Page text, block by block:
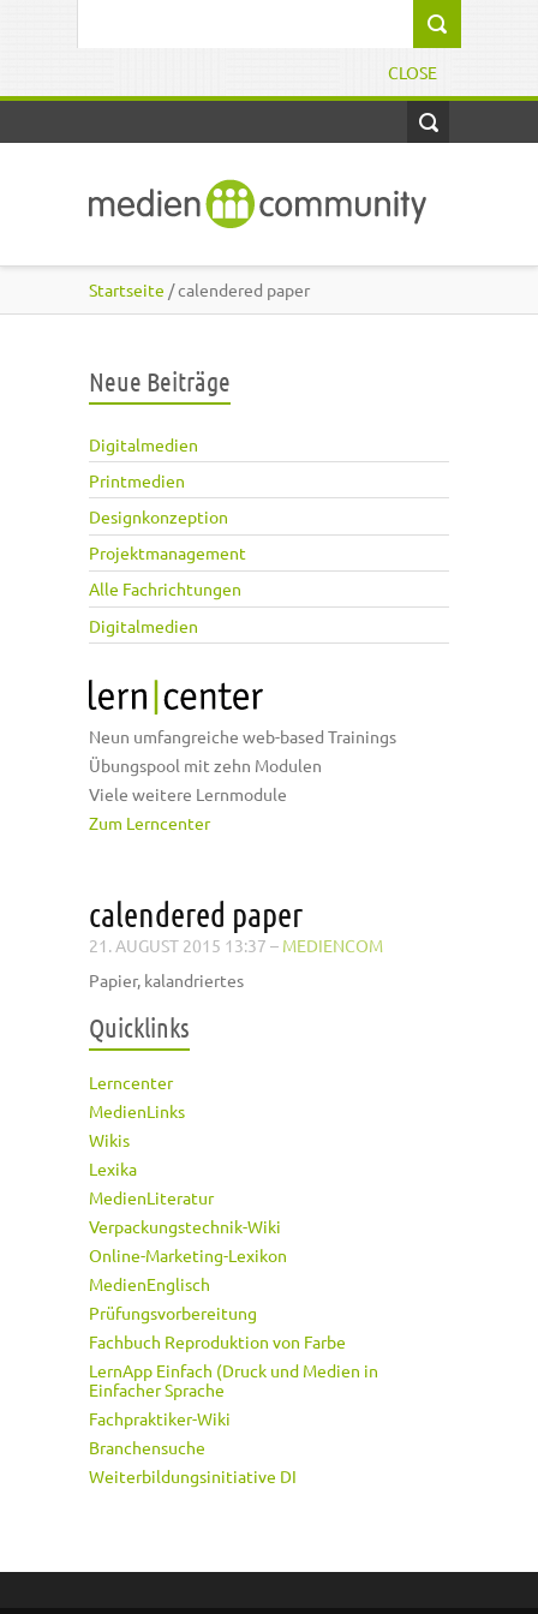
CLOSE
Startseite / calendered paper
Neue Beiträge
Digitalmedien
Printmedien
Designkonzeption
Projektmanagement
Alle Fachrichtungen
Digitalmedien
Neun umfangreiche web-based Trainings
Übungspool mit zehn Modulen
Viele weitere Lernmodule
Zum Lerncenter
calendered paper
21. AUGUST 2015 13:37 – MEDIENCOM
Papier, kalandriertes
Quicklinks
Lerncenter
MedienLinks
Wikis
Lexika
MedienLiteratur
Verpackungstechnik-Wiki
Online-Marketing-Lexikon
MedienEnglisch
Prüfungsvorbereitung
Fachbuch Reproduktion von Farbe
LernApp Einfach (Druck und Medien in
Einfacher Sprache
Fachpraktiker-Wiki
Branchensuche
Weiterbildungsinitiative DI